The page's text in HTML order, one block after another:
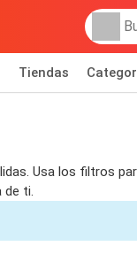
Tiendas
Usa los filtros
de ti.